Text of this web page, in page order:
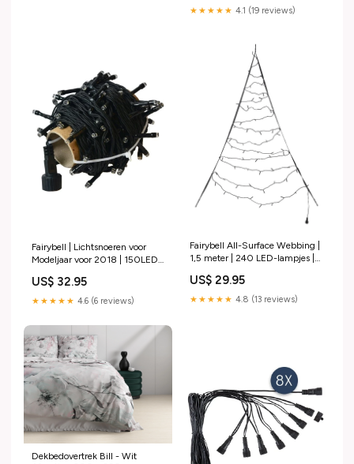
★★★★★ 4.1 (19 reviews)
Fairybell | Lichtsnoeren voor
Modeljaar voor 2018 | 150LED
ism_fairybell_deelbarevlaggenmast
US$ 32.95
★★★★★ 4.6 (6 reviews)
Fairybell All-Surface Webbing |
1,5 meter | 240 LED-lampjes |
US$ 29.95
★★★★★ 4.8 (13 reviews)
Dekbedovertrek Bill - Wit